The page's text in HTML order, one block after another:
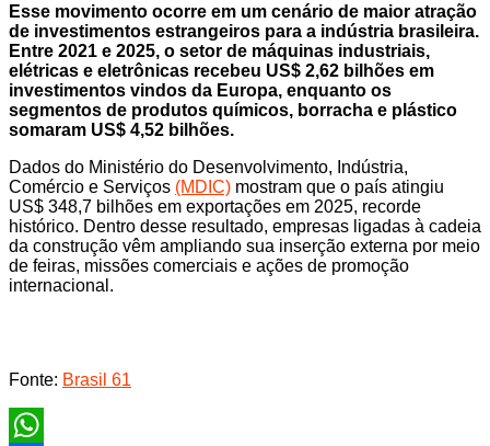
Esse movimento ocorre em um cenário de maior atração
de investimentos estrangeiros para a indústria brasileira.
Entre 2021 e 2025, o setor de máquinas industriais,
elétricas e eletrônicas recebeu US$ 2,62 bilhões em
investimentos vindos da Europa, enquanto os
segmentos de produtos químicos, borracha e plástico
somaram US$ 4,52 bilhões.
Dados do Ministério do Desenvolvimento, Indústria,
Comércio e Serviços (MDIC) mostram que o país atingiu
US$ 348,7 bilhões em exportações em 2025, recorde
histórico. Dentro desse resultado, empresas ligadas à cadeia
da construção vêm ampliando sua inserção externa por meio
de feiras, missões comerciais e ações de promoção
internacional.
Fonte: Brasil 61